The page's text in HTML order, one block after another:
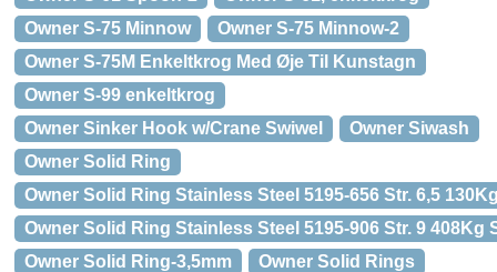
Owner S-75 Minnow
Owner S-75 Minnow-2
Owner S-75M Enkeltkrog Med Øje Til Kunstagn
Owner S-99 enkeltkrog
Owner Sinker Hook w/Crane Swiwel
Owner Siwash
Owner Solid Ring
Owner Solid Ring Stainless Steel 5195-656 Str. 6,5
Owner Solid Ring Stainless Steel 5195-906 Str. 9 408Kg
Owner Solid Ring-3,5mm
Owner Solid Rings